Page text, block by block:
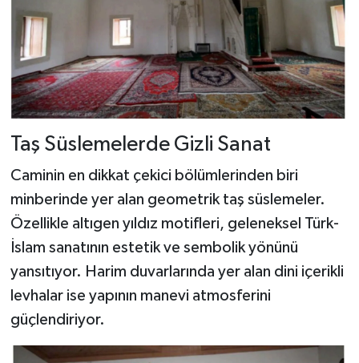
Taş Süslemelerde Gizli Sanat
Caminin en dikkat çekici bölümlerinden biri
minberinde yer alan geometrik taş süslemeler.
Özellikle altıgen yıldız motifleri, geleneksel Türk-
İslam sanatının estetik ve sembolik yönünü
yansıtıyor. Harim duvarlarında yer alan dini içerikli
levhalar ise yapının manevi atmosferini
güçlendiriyor.